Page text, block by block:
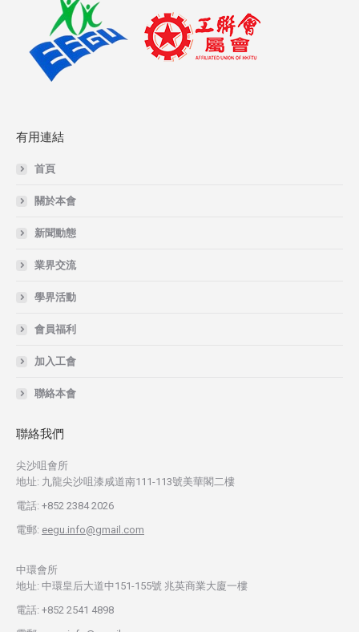
有用連結
首頁
關於本會
新聞動態
業界交流
學界活動
會員福利
加入工會
聯絡本會
聯絡我們
尖沙咀會所
地址: 九龍尖沙咀漆咸道南111-113號美華閣二樓
電話: +852 2384 2026
電郵: eegu.info@gmail.com
中環會所
地址: 中環皇后大道中151-155號 兆英商業大廈一樓
電話: +852 2541 4898